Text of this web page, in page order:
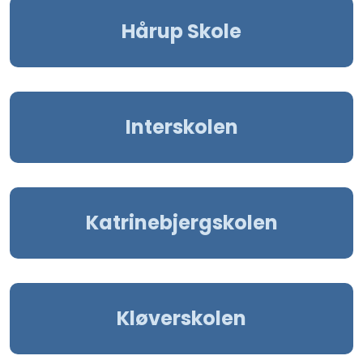
Hårup Skole
Interskolen
Katrinebjergskolen
Kløverskolen